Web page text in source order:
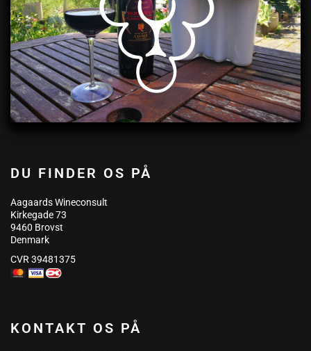
DU FINDER OS PÅ
Aagaards Wineconsult
Kirkegade 73
9460 Brovst
Denmark
CVR 39481375
KONTAKT OS PÅ